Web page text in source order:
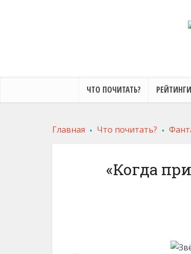
ЧТО ПОЧИТАТЬ?
Главная . Что почитать? .
«Когда